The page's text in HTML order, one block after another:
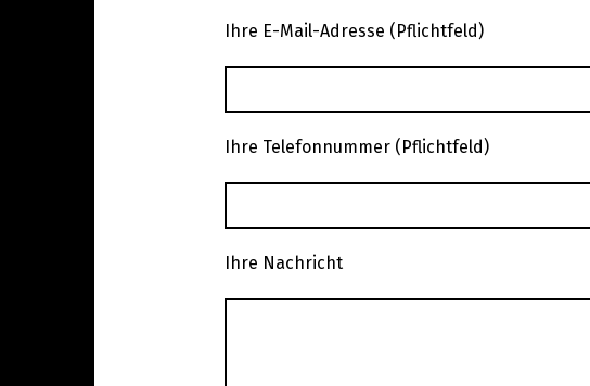
Ihre E-Mail-Adresse (Pflichtfeld)
Ihre Telefonnummer (Pflichtfeld)
Ihre Nachricht